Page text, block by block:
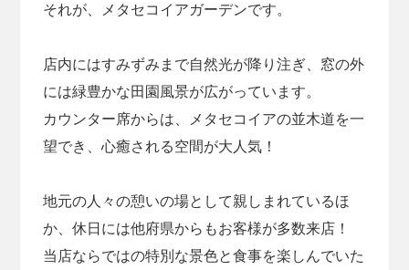
それが、メタセコイアガーデンです。
店内にはすみずみまで自然光が降り注ぎ、窓の外
には緑豊かな田園風景が広がっています。
カウンター席からは、メタセコイアの並木道を一
望でき、心癒される空間が大人気！
地元の人々の憩いの場として親しまれているほ
か、休日には他府県からもお客様が多数来店！
当店ならではの特別な景色と食事を楽しんでいた